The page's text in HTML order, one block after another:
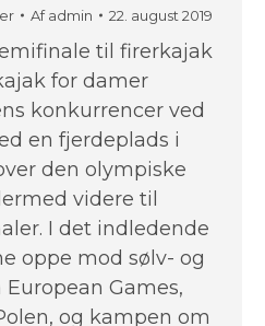
Afadmin 22. august 2019
til firerkajak
for damer
konkurrencer ved
en fjerdeplads i
den olympiske
videre til
I det indledende
oppe mod sølv- og
Games,
og kampen om